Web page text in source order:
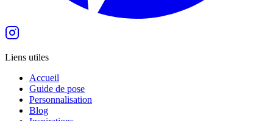
Liens utiles
Accueil
Guide de pose
Personnalisation
Blog